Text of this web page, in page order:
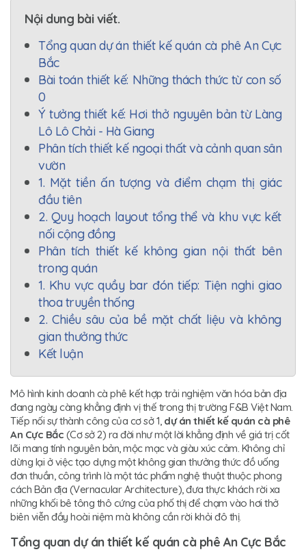
Nội dung bài viết.
Tổng quan dự án thiết kế quán cà phê An Cực
Bắc
Bài toán thiết kế: Những thách thức từ con số
0
Ý tưởng thiết kế: Hơi thở nguyên bản từ Làng
Lô Lô Chải - Hà Giang
Phân tích thiết kế ngoại thất và cảnh quan sân
vườn
1. Mặt tiền ấn tượng và điểm chạm thị giác
đầu tiên
2. Quy hoạch layout tổng thể và khu vực kết
nối cộng đồng
Phân tích thiết kế không gian nội thất bên
trong quán
1. Khu vực quầy bar đón tiếp: Tiện nghi giao
thoa truyền thống
2. Chiều sâu của bề mặt chất liệu và không
gian thưởng thức
Kết luận
Mô hình kinh doanh cà phê kết hợp trải nghiệm văn hóa bản địa
đang ngày càng khẳng định vị thế trong thị trường F&B Việt Nam.
Tiếp nối sự thành công của cơ sở 1,dự án thiết kế quán cà phê
An Cực Bắc (Cơ sở 2) ra đời như một lời khẳng định về giá trị cốt
lõi mang tính nguyên bản, mộc mạc và giàu xúc cảm. Không chỉ
dừng lại ở việc tạo dựng một không gian thưởng thức đồ uống
đơn thuần, công trình là một tác phẩm nghệ thuật thuộc phong
cách Bản địa (Vernacular Architecture), đưa thực khách rời xa
những khối bê tông thô cứng của phố thị để chạm vào hơi thở
biên viễn đầy hoài niệm mà không cần rời khỏi đô thị.
Tổng quan dự án thiết kế quán cà phê An Cực Bắc